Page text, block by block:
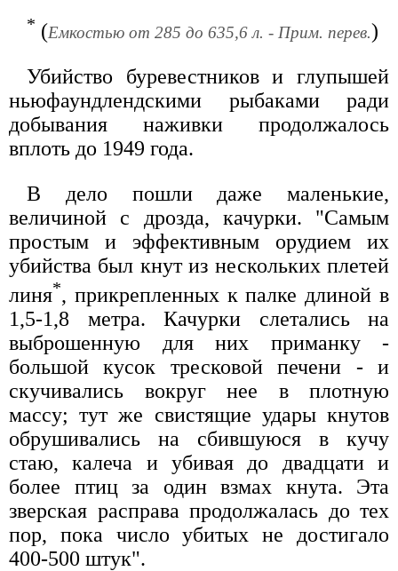
* (Емкостью от 285 до 635,6 л. - Прим. перев.)
Убийство буревестников и глупышей
ньюфаундлендскими рыбаками ради
добывания наживки продолжалось
вплоть до 1949 года.
В дело пошли даже маленькие,
величиной с дрозда, качурки. "Самым
простым и эффективным орудием их
убийства был кнут из нескольких плетей
линя*, прикрепленных к палке длиной в
1,5-1,8 метра. Качурки слетались на
выброшенную для них приманку -
большой кусок тресковой печени - и
скучивались вокруг нее в плотную
массу; тут же свистящие удары кнутов
обрушивались на сбившуюся в кучу
стаю, калеча и убивая до двадцати и
более птиц за один взмах кнута. Эта
зверская расправа продолжалась до тех
пор, пока число убитых не достигало
400-500 штук".